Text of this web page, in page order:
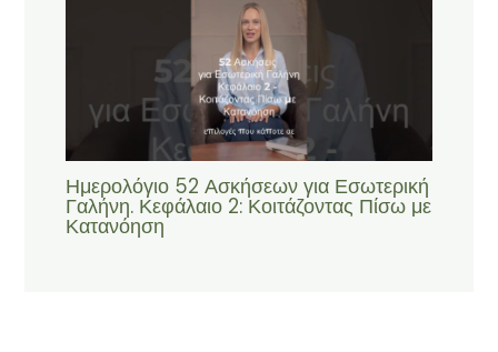
Ημερολόγιο 52 Ασκήσεων για Εσωτερική
Γαλήνη. Κεφάλαιο 2: Κοιτάζοντας Πίσω με
Κατανόηση